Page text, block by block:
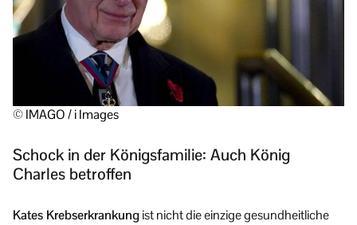
© IMAGO / i Images
Schock in der Königsfamilie: Auch König
Charles betroffen
Kates Krebserkrankungist nicht die einzige gesundheitliche